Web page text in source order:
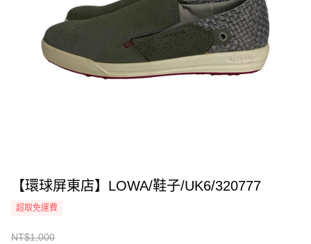
【環球屏東店】LOWA/鞋子/UK6/320777
超取免運費
NT$1,000